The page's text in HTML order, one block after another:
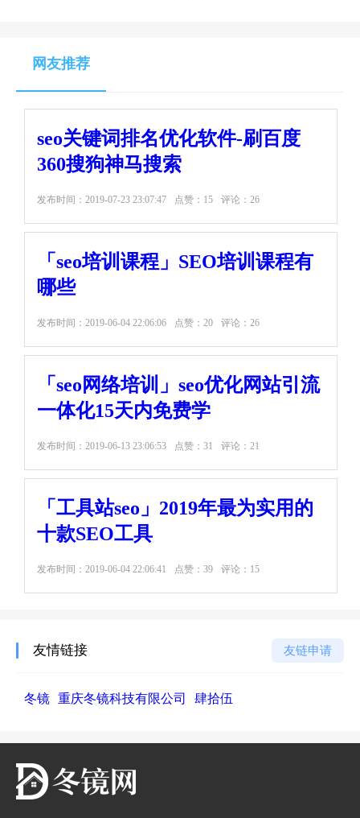
网友推荐
seo关键词排名优化软件-刷百度
360搜狗神马搜索
发布时间： 2019-07-23 23:07:47 点赞：15 评论：26
「seo培训课程」SEO培训课程有
哪些
发布时间： 2019-06-04 22:06:06 点赞：20 评论：26
「seo网络培训」seo优化网站引流
一体化15天内免费学
发布时间： 2019-06-13 23:06:53 点赞：31 评论：21
「工具站seo」2019年最为实用的
十款SEO工具
发布时间： 2019-06-04 22:06:41 点赞：39 评论：15
友情链接 友链申请
冬镜 重庆冬镜科技有限公司 肆拾伍